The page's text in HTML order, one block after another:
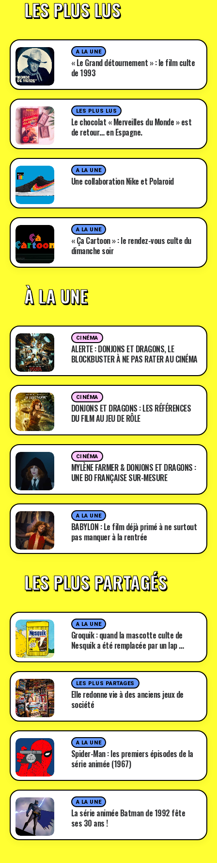
LES PLUS LUS
A LA UNE
« Le Grand détournement » : le film culte
de 1993
LES PLUS LUS
Le chocolat « Merveilles du Monde » est
de retour… en Espagne.
A LA UNE
Une collaboration Nike et Polaroid
A LA UNE
« Ça Cartoon » : le rendez-vous culte du
dimanche soir
À LA UNE
CINÉMA
ALERTE : DONJONS ET DRAGONS, LE
BLOCKBUSTER À NE PAS RATER AU CINÉMA
CINÉMA
DONJONS ET DRAGONS : LES RÉFÉRENCES
DU FILM AU JEU DE RÔLE
CINÉMA
MYLÈNE FARMER & DONJONS ET DRAGONS :
UNE BO FRANÇAISE SUR-MESURE
A LA UNE
BABYLON : Le film déjà primé à ne surtout
pas manquer à la rentrée
LES PLUS PARTAGÉS
A LA UNE
Groquik : quand la mascotte culte de
Nesquik a été remplacée par un lap …
LES PLUS PARTAGES
Elle redonne vie à des anciens jeux de
société
A LA UNE
Spider-Man : les premiers épisodes de la
série animée (1967)
A LA UNE
La série animée Batman de 1992 fête
ses 30 ans !